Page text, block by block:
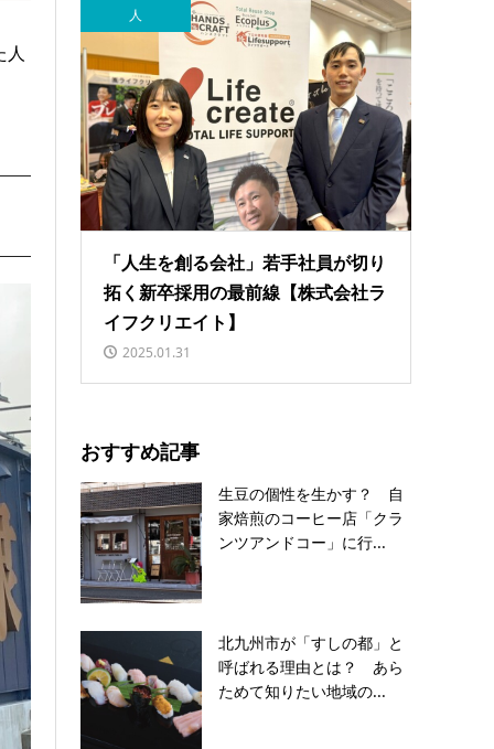
人
人
「人生を創る会社」若手社員が切り
拓く新卒採用の最前線【株式会社ラ
イフクリエイト】
2025.01.31
おすすめ記事
生豆の個性を生かす？ 自
家焙煎のコーヒー店「クラ
ンツアンドコー」に行...
北九州市が「すしの都」と
呼ばれる理由とは？ あら
ためて知りたい地域の...